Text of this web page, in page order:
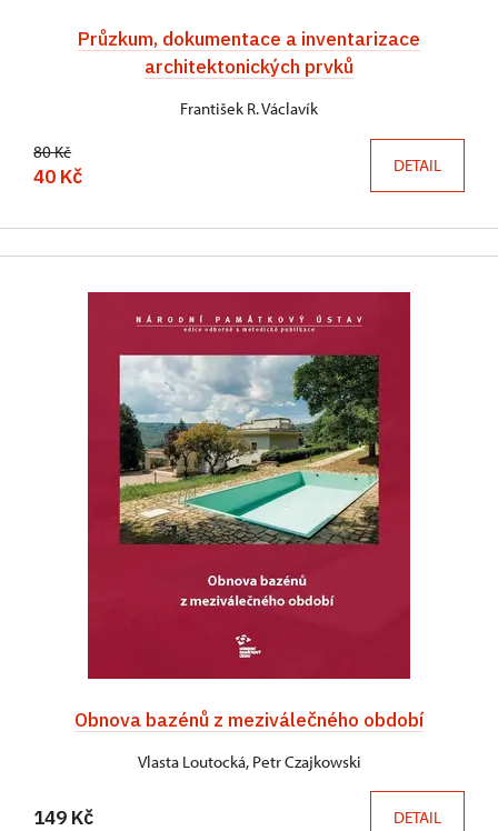
Průzkum, dokumentace a inventarizace
architektonických prvků
František R. Václavík
80 Kč
40 Kč DETAIL
Obnova bazénů z meziválečného období
Vlasta Loutocká, Petr Czajkowski
149 Kč DETAIL